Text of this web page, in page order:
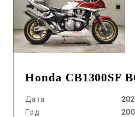
Honda CB1300SF
Дата
Год